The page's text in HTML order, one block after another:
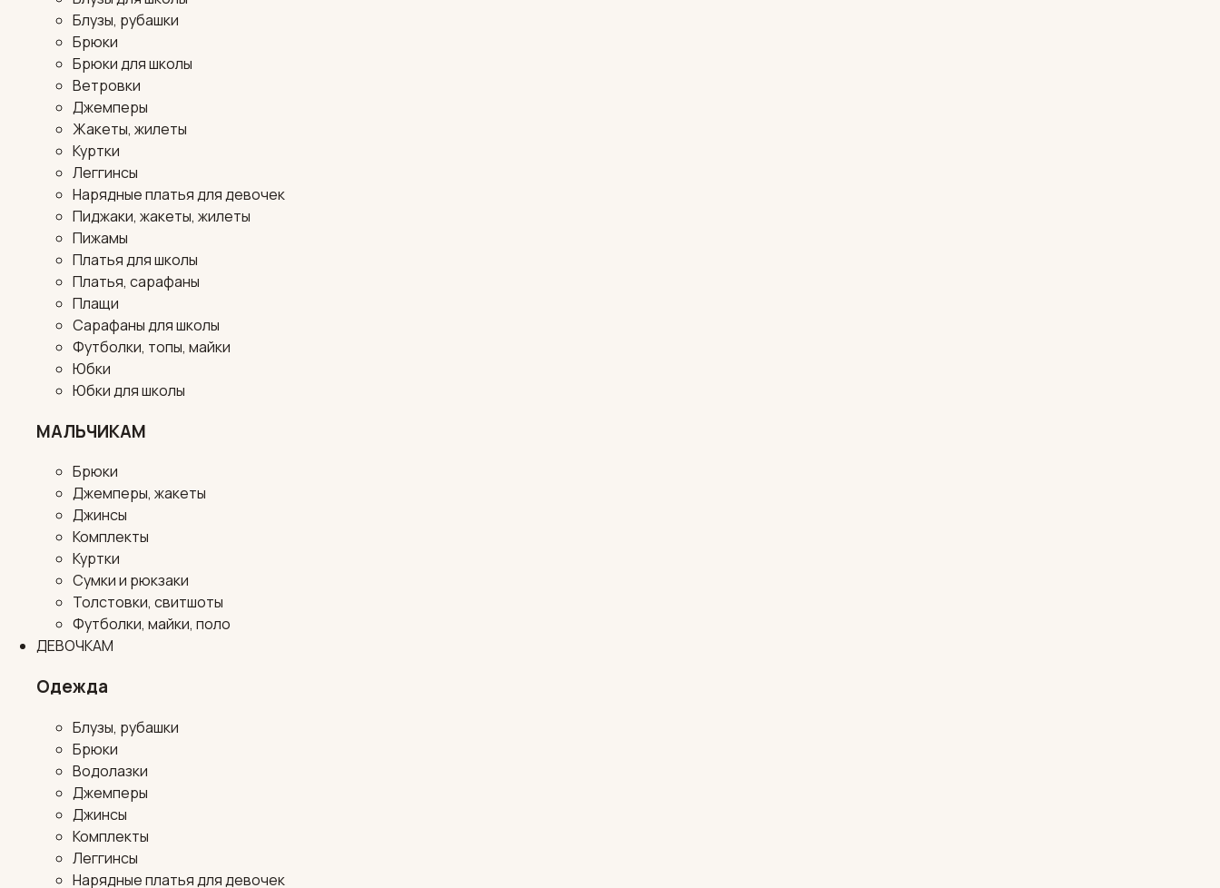
Блузы, рубашки
Брюки
Брюки для школы
Ветровки
Джемперы
Жакеты, жилеты
Куртки
Леггинсы
Нарядные платья для девочек
Пиджаки, жакеты, жилеты
Пижамы
Платья для школы
Платья, сарафаны
Плащи
Сарафаны для школы
Футболки, топы, майки
Юбки
Юбки для школы
МАЛЬЧИКАМ
Брюки
Джемперы, жакеты
Джинсы
Комплекты
Куртки
Сумки и рюкзаки
Толстовки, свитшоты
Футболки, майки, поло
ДЕВОЧКАМ
Одежда
Блузы, рубашки
Брюки
Водолазки
Джемперы
Джинсы
Комплекты
Леггинсы
Нарядные платья для девочек